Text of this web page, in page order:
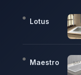
Lotus
Maestro